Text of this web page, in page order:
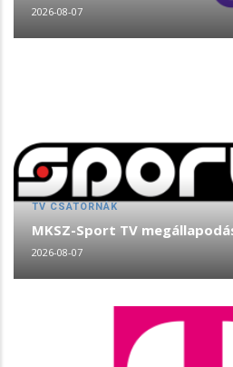
2026-08-07
TV CSATORNÁK
MKSZ-Sport TV
2026-08-07